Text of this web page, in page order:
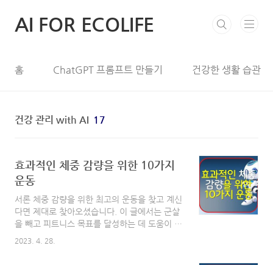
AI FOR ECOLIFE
홈 ChatGPT 프롬프트 만들기 건강한 생활 습관
건강 관리 with AI 17
효과적인 체중 감량을 위한 10가지
운동
서론 체중 감량을 위한 최고의 운동을 찾고 계신
다면 제대로 찾아오셨습니다. 이 글에서는 군살
을 빼고 피트니스 목표를 달성하는 데 도움이 되
2023. 4. 28.